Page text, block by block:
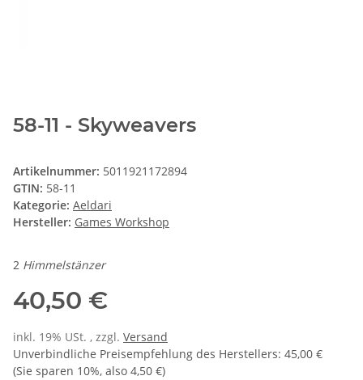
58-11 - Skyweavers
Artikelnummer: 5011921172894
GTIN: 58-11
Kategorie: Aeldari
Hersteller: Games Workshop
2 Himmelstänzer
40,50 €
inkl. 19% USt. , zzgl. Versand
Unverbindliche Preisempfehlung des Herstellers: 45,00 €
(Sie sparen 10%, also 4,50 €)